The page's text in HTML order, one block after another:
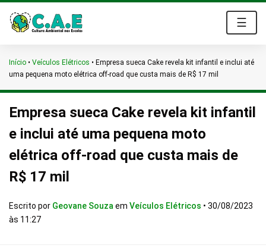
☰
Início • Veículos Elétricos • Empresa sueca Cake revela kit infantil e inclui até
uma pequena moto elétrica off-road que custa mais de R$ 17 mil
Empresa sueca Cake revela kit infantil
e inclui até uma pequena moto
elétrica off-road que custa mais de
R$ 17 mil
Escrito por Geovane Souza em Veículos Elétricos • 30/08/2023
às 11:27